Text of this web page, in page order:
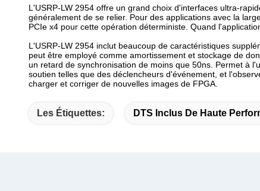
L'USRP-LW 2954 offre un grand choix d'interfaces ultra-
généralement de se relier. Pour des applications avec la
PCIe x4 pour cette opération déterministe. Quand
L'USRP-LW 2954 inclut beaucoup de caractéristiques
peut être employé comme amortissement et stockage de
un retard de synchronisation de moins que 50ns. Permet à
soutien telles que des déclencheurs d'événement, et
charger et corriger de nouvelles images de FPGA.
Les Étiquettes: DTS Inclus De Haute